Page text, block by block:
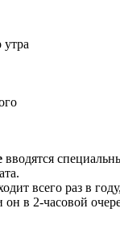
вводятся
всего раз
в 2-часовой